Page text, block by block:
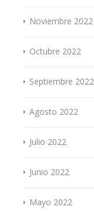
Noviembre 2022
Octubre 2022
Septiembre 2022
Agosto 2022
Julio 2022
Junio 2022
Mayo 2022